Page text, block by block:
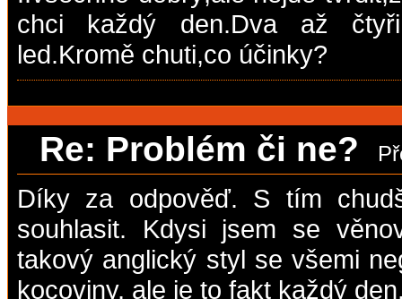
chci každý den.Dva až
led.Kromě chuti,co účinky?
Re: Problém či ne?
Díky za odpověď. S tím
souhlasit. Kdysi jsem se
takový anglický styl se všemi
kocoviny, ale je to fakt každý